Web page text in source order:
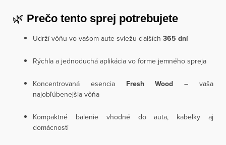
🌿 Prečo tento sprej potrebujete
Udrží vôňu vo vašom aute sviežu ďalších 365 dní
Rýchla a jednoduchá aplikácia vo forme jemného spreja
Koncentrovaná esencia Fresh Wood – vaša
najobľúbenejšia vôňa
Kompaktné balenie vhodné do auta, kabelky aj
domácnosti